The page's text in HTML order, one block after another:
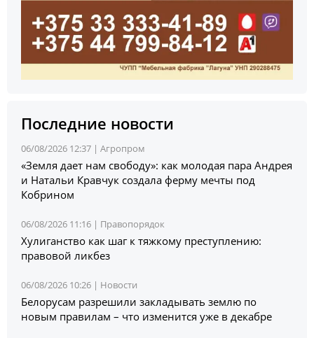
Последние новости
06/08/2026 12:37 | Агропром
«Земля дает нам свободу»: как молодая пара Андрея
и Натальи Кравчук создала ферму мечты под
Кобрином
06/08/2026 11:16 | Правопорядок
Хулиганство как шаг к тяжкому преступлению:
правовой ликбез
06/08/2026 10:26 | Новости
Белорусам разрешили закладывать землю по
новым правилам – что изменится уже в декабре